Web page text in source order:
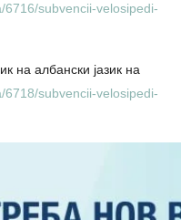
subvencii-velosipedi-
на албански јазик на
subvencii-velosipedi-